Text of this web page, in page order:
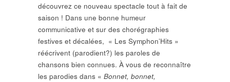
découvrez ce nouveau spectacle tout à fait de
saison ! Dans une bonne humeur
communicative et sur des chorégraphies
festives et décalées, « Les Symphon’Hits »
réécrivent (parodient?) les paroles de
chansons bien connues. À vous de reconnaître
les parodies dans « Bonnet, bonnet,